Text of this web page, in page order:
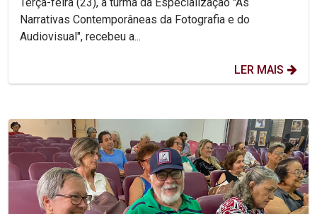
Narrativas Contemporâneas da Fotografia e do
Audiovisual", recebeu a...
LER MAIS